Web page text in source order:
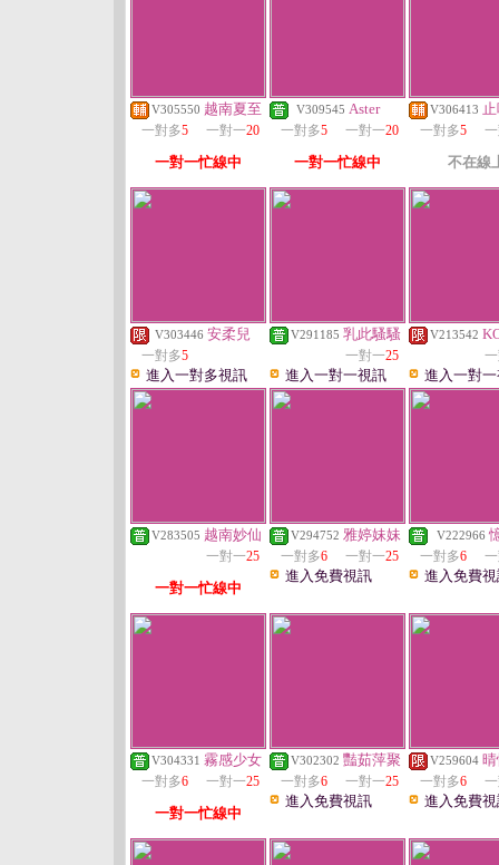
V305550 越南夏至
一對多5 一對一20
一對一忙線中
V309545 Aster
一對多5 一對一20
一對一忙線中
V306413
一對多5
不在線
V303446 安柔兒
一對多5
進入一對多視訊
V291185 乳此騷騷
一對一25
進入一對一視訊
V213542
進入一對
V283505 越南妙仙
一對一25
一對一忙線中
V294752 雅婷妹妹
一對多6 一對一25
進入免費視訊
V222966
一對多6
進入免費
V304331 霧感少女
一對多6 一對一25
一對一忙線中
V302302 豔茹萍聚
一對多6 一對一25
進入免費視訊
V259604
一對多6
進入免費